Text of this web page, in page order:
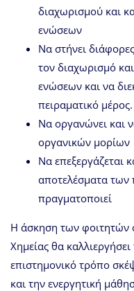
διαχωρισμού και
ενώσεων
Να στήνει
τον διαχωρισμό
ενώσεων και να
πειραματικό μέρος.
Να οργανώνει και
οργανικών μορίων
Να επεξεργάζεται
αποτελέσματα
πραγματοποιεί
Η άσκηση των φοιτητών
Χημείας θα
επιστημονικό τρόπο
και την ενεργητική